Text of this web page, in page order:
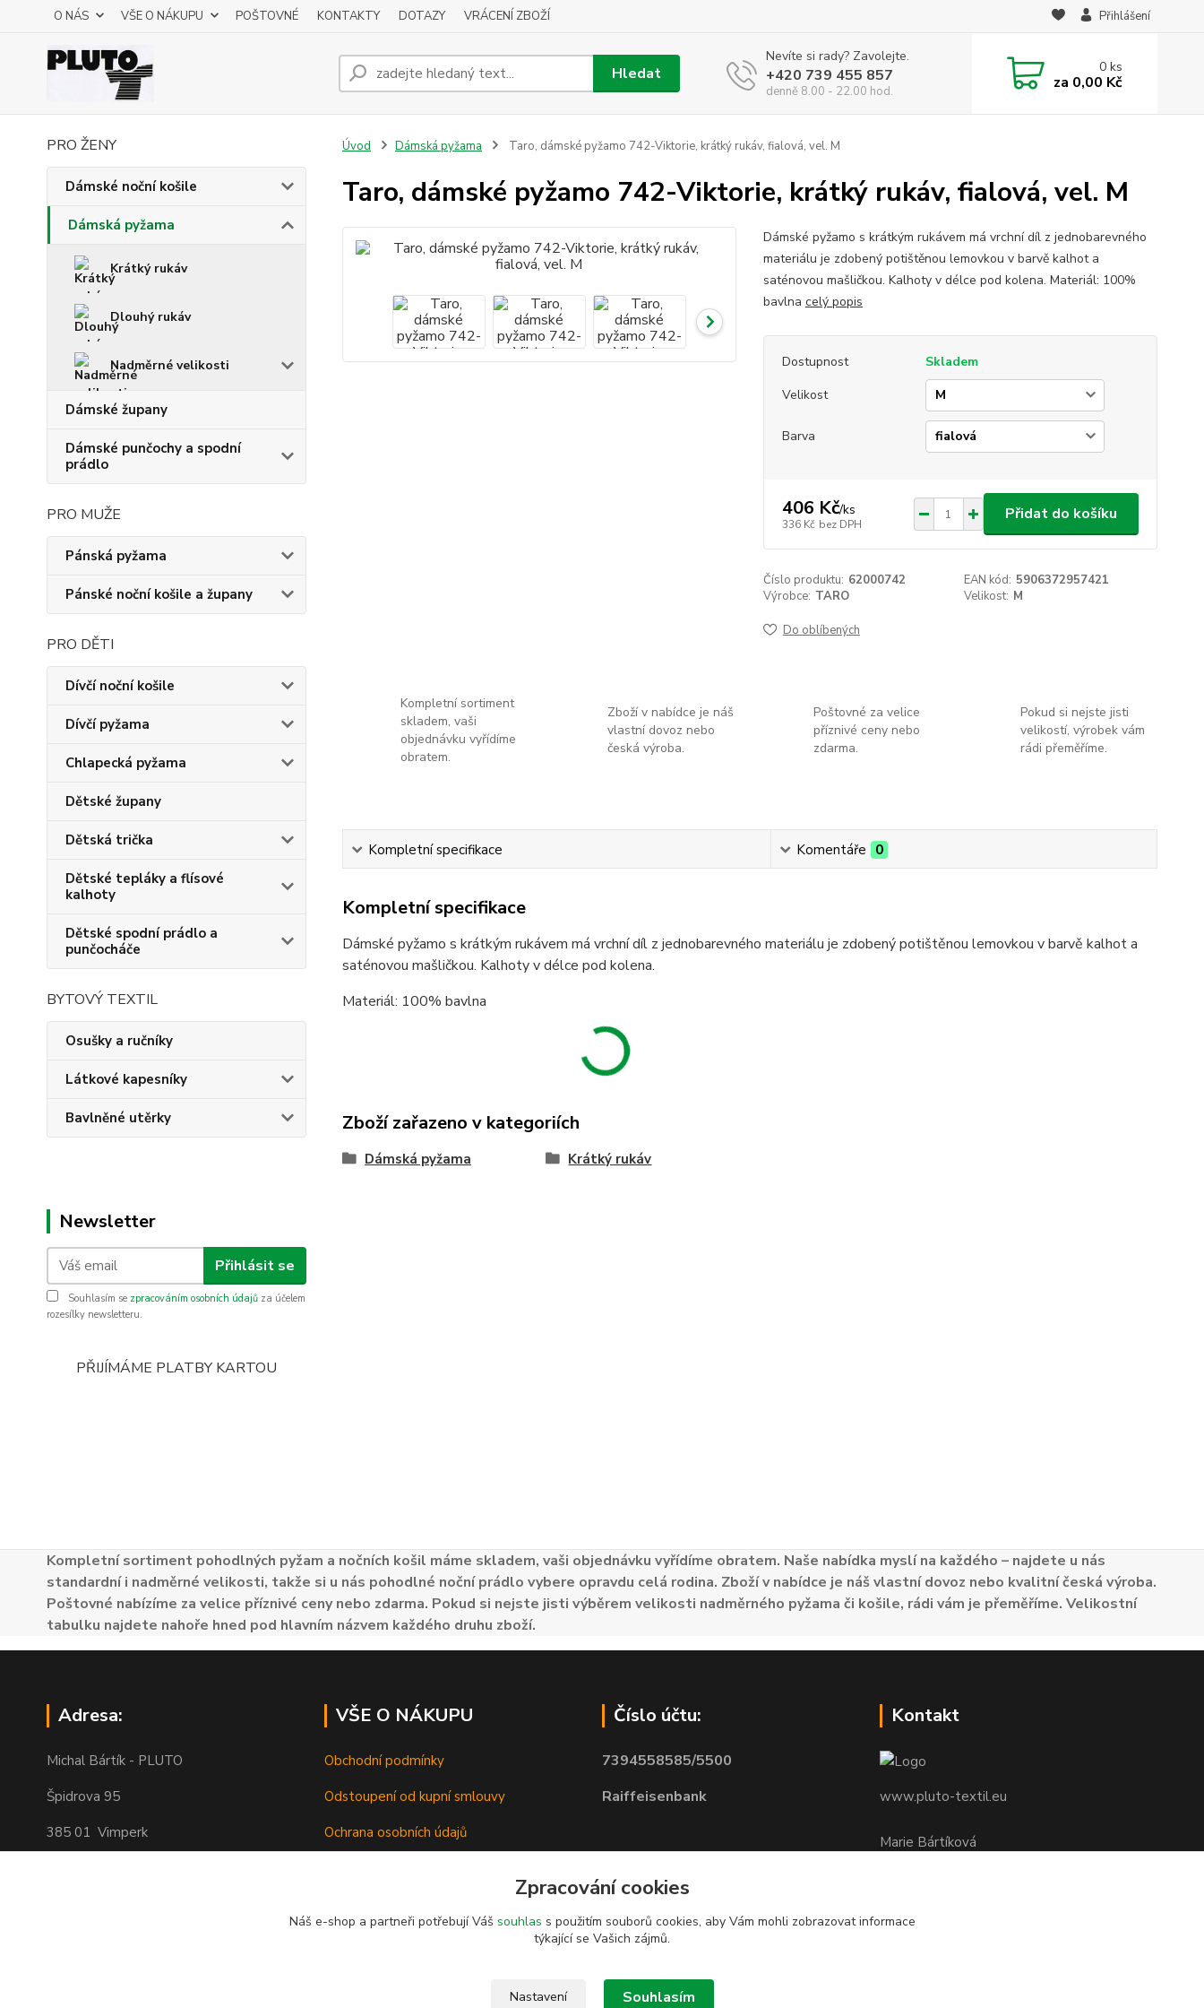
O NÁS VŠE O NÁKUPU POŠTOVNÉ KONTAKTY DOTAZY VRÁCENÍ ZBOŽÍ Přihlášení
Hledat
Nevíte si rady? Zavolejte.
+420 739 455 857
denně 8.00 - 22.00 hod.
0ks
za 0,00 Kč
PRO ŽENY
Dámské noční košile
Dámská pyžama
Krátký rukáv
Dlouhý rukáv
Nadměrné velikosti
Dámské župany
Dámské punčochy a spodní
prádlo
PRO MUŽE
Pánská pyžama
Pánské noční košile a župany
PRO DĚTI
Dívčí noční košile
Dívčí pyžama
Chlapecká pyžama
Dětské župany
Dětská trička
Dětské tepláky a flísové
kalhoty
Dětské spodní prádlo a
punčocháče
BYTOVÝ TEXTIL
Osušky a ručníky
Látkové kapesníky
Bavlněné utěrky
Newsletter
Přihlásit se
Souhlasím se zpracováním osobních údajů za účelem
rozesílky newsletteru.
PŘIJÍMÁME PLATBY KARTOU
Úvod Dámská pyžama Taro, dámské pyžamo 742-Viktorie, krátký rukáv, fialová, vel. M
Taro, dámské pyžamo 742-Viktorie, krátký rukáv, fialová, vel. M
Dámské pyžamo s krátkým rukávem má vrchní díl z jednobarevného
materiálu je zdobený potištěnou lemovkou v barvě kalhot a
saténovou mašličkou. Kalhoty v délce pod kolena. Materiál: 100%
bavlna celý popis
Dostupnost
Skladem
Velikost
Barva
406 Kč/ks
336 Kč bez DPH
Přidat do košíku
Číslo produktu: 62000742 EAN kód: 5906372957421
Výrobce: TARO Velikost: M
Do oblíbených
Kompletní sortiment
skladem, vaši
objednávku vyřídíme
obratem.
Zboží v nabídce je náš
vlastní dovoz nebo
česká výroba.
Poštovné za velice
příznivé ceny nebo
zdarma.
Pokud si nejste jisti
velikostí, výrobek vám
rádi přeměříme.
Kompletní specifikace Komentáře 0
Kompletní specifikace
Dámské pyžamo s krátkým rukávem má vrchní díl z jednobarevného materiálu je zdobený potištěnou lemovkou v barvě kalhot a
saténovou mašličkou. Kalhoty v délce pod kolena.
Materiál: 100% bavlna
Zboží zařazeno v kategoriích
Dámská pyžama Krátký rukáv
Kompletní sortiment pohodlných pyžam a nočních košil máme skladem, vaši objednávku vyřídíme obratem. Naše nabídka myslí na každého – najdete u nás
standardní i nadměrné velikosti, takže si u nás pohodlné noční prádlo vybere opravdu celá rodina. Zboží v nabídce je náš vlastní dovoz nebo kvalitní česká výroba.
Poštovné nabízíme za velice příznivé ceny nebo zdarma. Pokud si nejste jisti výběrem velikosti nadměrného pyžama či košile, rádi vám je přeměříme. Velikostní
tabulku najdete nahoře hned pod hlavním názvem každého druhu zboží.
Adresa:
Michal Bártík - PLUTO
Špidrova 95
385 01 Vimperk
VŠE O NÁKUPU
Obchodní podmínky
Odstoupení od kupní smlouvy
Ochrana osobních údajů
Číslo účtu:
7394558585/5500
Raiffeisenbank
Kontakt
www.pluto-textil.eu
Marie Bártíková
pluto@pluto.eu
Zpracování cookies
Náš e-shop a partneři potřebují Váš souhlas s použitím souborů cookies, aby Vám mohli zobrazovat informace
týkající se Vašich zájmů.
Nastavení Souhlasím